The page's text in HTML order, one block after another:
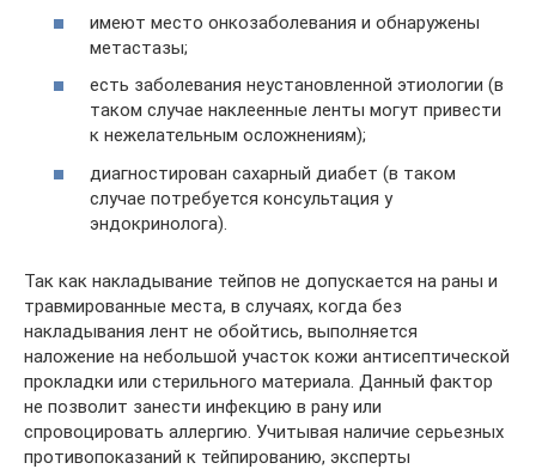
имеют место онкозаболевания и обнаружены
метастазы;
есть заболевания неустановленной этиологии (в
таком случае наклеенные ленты могут привести
к нежелательным осложнениям);
диагностирован сахарный диабет (в таком
случае потребуется консультация у
эндокринолога).
Так как накладывание тейпов не допускается на раны и
травмированные места, в случаях, когда без
накладывания лент не обойтись, выполняется
наложение на небольшой участок кожи антисептической
прокладки или стерильного материала. Данный фактор
не позволит занести инфекцию в рану или
спровоцировать аллергию. Учитывая наличие серьезных
противопоказаний к тейпированию, эксперты